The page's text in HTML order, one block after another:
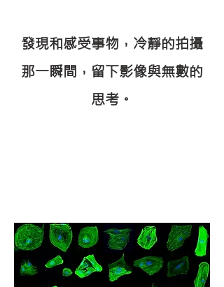
發現和感受事物，冷靜的拍攝
那一瞬間，留下影像與無數的
思考。